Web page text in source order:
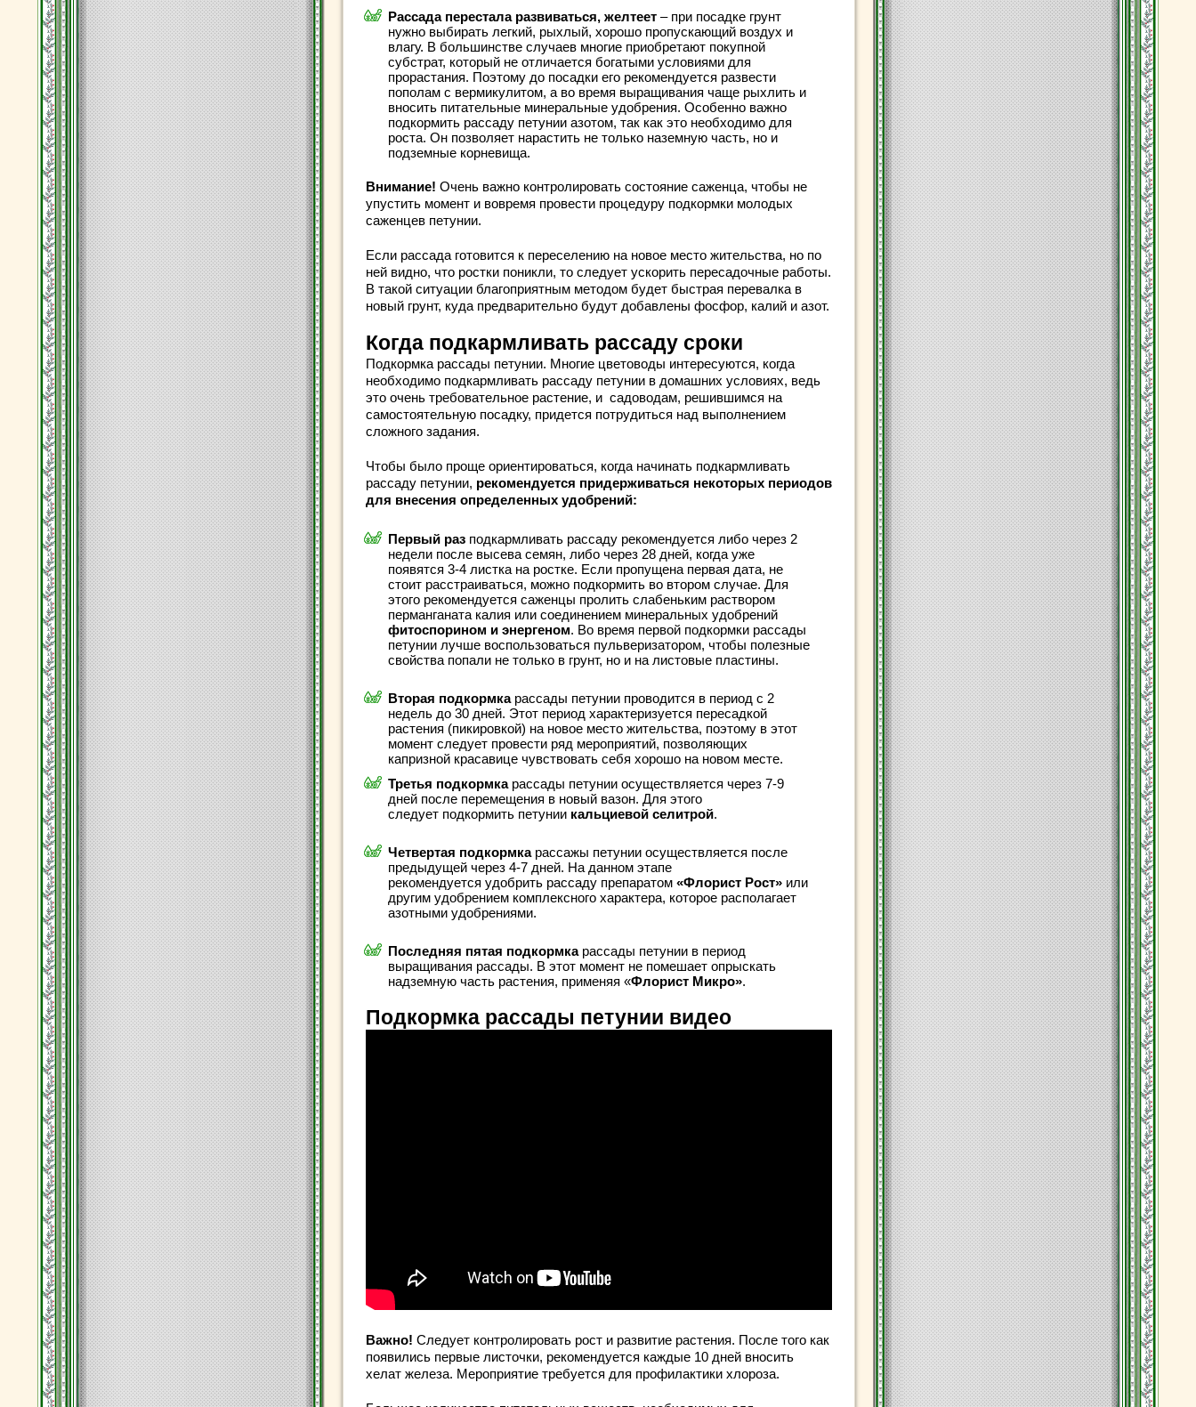
Рассада перестала развиваться, желтеет – при посадке грунт
нужно выбирать легкий, рыхлый, хорошо пропускающий воздух и
влагу. В большинстве случаев многие приобретают покупной
субстрат, который не отличается богатыми условиями для
прорастания. Поэтому до посадки его рекомендуется развести
пополам с вермикулитом, а во время выращивания чаще рыхлить и
вносить питательные минеральные удобрения. Особенно важно
подкормить рассаду петунии азотом, так как это необходимо для
роста. Он позволяет нарастить не только наземную часть, но и
подземные корневища.
Внимание! Очень важно контролировать состояние саженца, чтобы не
упустить момент и вовремя провести процедуру подкормки молодых
саженцев петунии.
Если рассада готовится к переселению на новое место жительства, но по
ней видно, что ростки поникли, то следует ускорить пересадочные работы.
В такой ситуации благоприятным методом будет быстрая перевалка в
новый грунт, куда предварительно будут добавлены фосфор, калий и азот.
Когда подкармливать рассаду сроки
Подкормка рассады петунии. Многие цветоводы интересуются, когда
необходимо подкармливать рассаду петунии в домашних условиях, ведь
это очень требовательное растение, и садоводам, решившимся на
самостоятельную посадку, придется потрудиться над выполнением
сложного задания.
Чтобы было проще ориентироваться, когда начинать подкармливать
рассаду петунии, рекомендуется придерживаться некоторых периодов
для внесения определенных удобрений:
Первый раз подкармливать рассаду рекомендуется либо через 2
недели после высева семян, либо через 28 дней, когда уже
появятся 3-4 листка на ростке. Если пропущена первая дата, не
стоит расстраиваться, можно подкормить во втором случае. Для
этого рекомендуется саженцы пролить слабеньким раствором
перманганата калия или соединением минеральных удобрений
фитоспорином и энергеном. Во время первой подкормки рассады
петунии лучше воспользоваться пульверизатором, чтобы полезные
свойства попали не только в грунт, но и на листовые пластины.
Вторая подкормкарассады петунии проводится в период с 2
недель до 30 дней. Этот период характеризуется пересадкой
растения (пикировкой) на новое место жительства, поэтому в этот
момент следует провести ряд мероприятий, позволяющих
капризной красавице чувствовать себя хорошо на новом месте.
Третья подкормкарассады петунии осуществляется через 7-9
дней после перемещения в новый вазон. Для этого
следует подкормить петунии кальциевой селитрой.
Четвертая подкормкарассажы петунии осуществляется после
предыдущей через 4-7 дней. На данном этапе
рекомендуется удобрить рассаду препаратом «Флорист Рост» или
другим удобрением комплексного характера, которое располагает
азотными удобрениями.
Последняя пятая подкормка рассады петунии в период
выращивания рассады. В этот момент не помешает опрыскать
надземную часть растения, применяя «Флорист Микро».
Подкормка рассады петунии видео
Важно! Следует контролировать рост и развитие растения. После того как
появились первые листочки, рекомендуется каждые 10 дней вносить
хелат железа. Мероприятие требуется для профилактики хлороза.